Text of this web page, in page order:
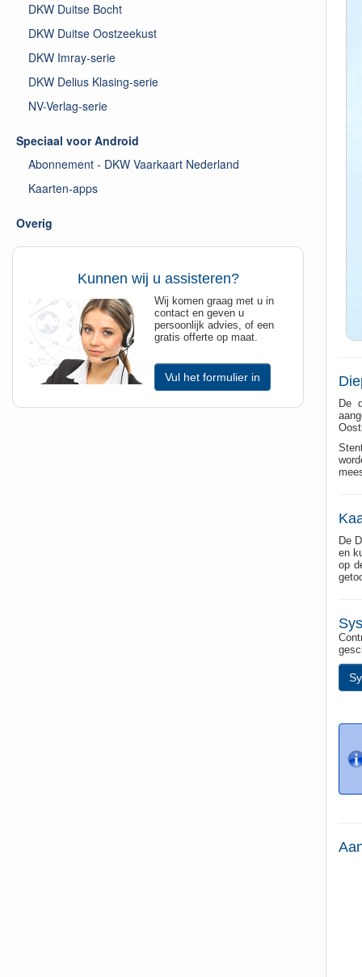
De
De
en
op
DKW Duitse Bocht
DKW Duitse Oostzeekust
DKW Imray-serie
DKW Delius Klasing-serie
NV-Verlag-serie
Speciaal voor Android
Abonnement - DKW Vaarkaart Nederland
Kaarten-apps
Overig
Kunnen wij u assisteren?
Wij komen graag met u in
contact en geven u
persoonlijk advies, of een
gratis offerte op maat.
Vul het formulier in